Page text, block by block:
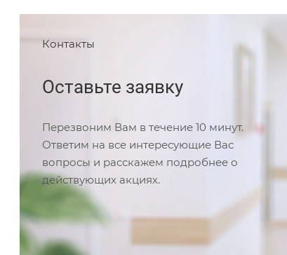
Контакты
Оставьте заявку
Перезвоним Вам в течение 10 минут.
Ответим на все интересующие Вас
вопросы и расскажем подробнее о
действующих акциях.